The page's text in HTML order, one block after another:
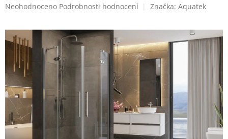
Průměrné
0,0
hvězdiček.
Neohodnoceno Podrobnosti hodnocení Značka: Aquatek